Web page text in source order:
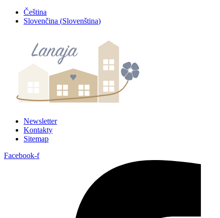
Přejít
Čeština
Slovenčina (Slovenština)
Newsletter
Kontakty
Sitemap
Facebook-f